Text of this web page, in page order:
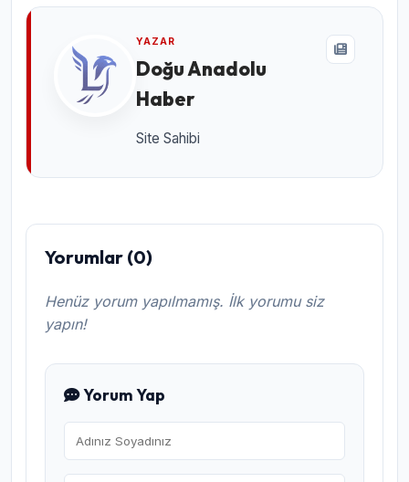
YAZAR
Doğu Anadolu
Haber
Site Sahibi
Yorumlar (0)
Henüz yorum yapılmamış. İlk yorumu siz
yapın!
Yorum Yap